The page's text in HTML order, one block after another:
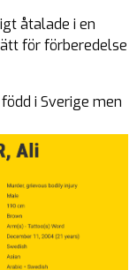
åtalade i en
för förberedelse
i Sverige men